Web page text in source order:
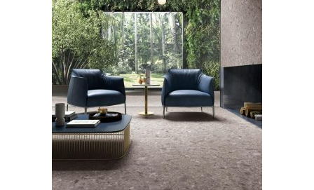
Kerlite, pietra d’Iseo
LEGGI TUTTO